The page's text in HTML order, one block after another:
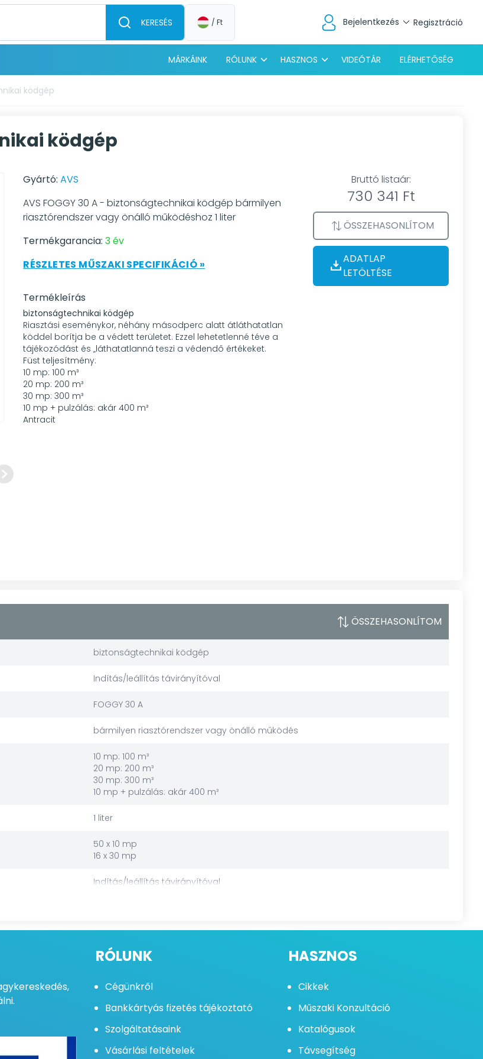
KERESÉS / Ft Bejelentkezés Regisztráció
MÁRKÁINK RÓLUNK HASZNOS VIDEÓTÁR ELÉRHETŐSÉG
ködgép
ködgép
Gyártó:AVS
AVS FOGGY 30 A - biztonságtechnikai ködgép bármilyen
riasztórendszer vagy önálló működéshoz 1 liter
Termékgarancia:3 év
RÉSZLETES MŰSZAKI SPECIFIKÁCIÓ »
Termékleírás
biztonságtechnikai ködgép
Riasztási eseménykor, néhány másodperc alatt átláthatatlan
köddel borítja be a védett területet. Ezzel lehetetlenné téve a
tájékozódást és „láthatatlanná teszi a védendő értékeket.
Füst teljesítmény:
10 mp: 100 m³
20 mp: 200 m³
30 mp: 300 m³
10 mp + pulzálás: akár 400 m³
Antracit
Bruttó listaár:
730 341 Ft
ÖSSZEHASONLÍTOM
ADATLAP
LETÖLTÉSE
ÖSSZEHASONLÍTOM
biztonságtechnikai ködgép
Indítás/leállítás távirányítóval
FOGGY 30 A
bármilyen riasztórendszer vagy önálló működés
10 mp: 100 m³
20 mp: 200 m³
30 mp: 300 m³
10 mp + pulzálás: akár 400 m³
1 liter
50 x 10 mp
16 x 30 mp
Indítás/leállítás távirányítóval
3 lyukas 90°
600 W
igen
RÓLUNK
Cégünkről
Bankkártyás fizetés tájékoztató
Szolgáltatásaink
Vásárlási feltételek
HASZNOS
Cikkek
Műszaki Konzultáció
Katalógusok
Távsegítség